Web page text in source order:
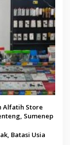
Alfatih Store
Sumenep
Batasi Usia